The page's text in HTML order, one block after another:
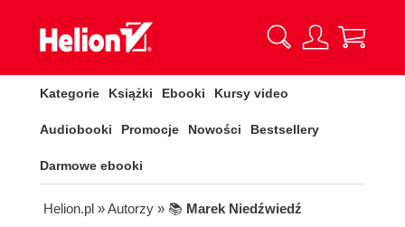
Kategorie Książki Ebooki Kursy video
Audiobooki Promocje Nowości Bestsellery
Darmowe ebooki
Helion.pl » Autorzy » 📚 Marek Niedźwiedź